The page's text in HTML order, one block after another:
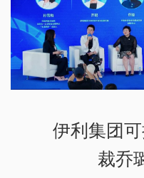
伊利集团
裁乔